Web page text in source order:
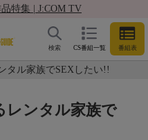
特集 | J:COM TV
CS番組一覧 番組表
検索
タル家族でSEXしたい!!
レンタル家族で